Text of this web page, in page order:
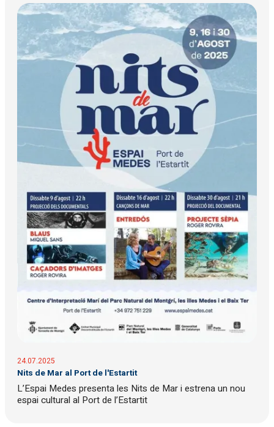
24.07.2025
Nits de Mar al Port de l'Estartit
L’Espai Medes presenta les Nits de Mar i estrena un nou
espai cultural al Port de l’Estartit